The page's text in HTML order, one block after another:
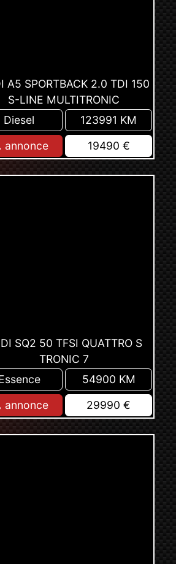
A5 SPORTBACK 2.0 TDI 150
S-LINE MULTITRONIC
Diesel
123991 KM
annonce
19490 €
SQ2 50 TFSI QUATTRO S
TRONIC 7
54900 KM
annonce
29990 €